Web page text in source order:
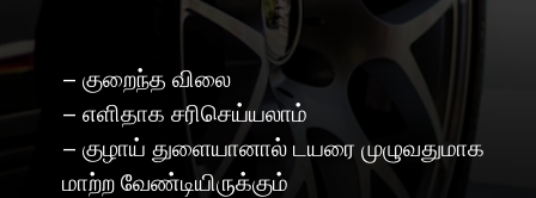
– குறைந்த விலை
– எளிதாக சரிசெய்யலாம்
– குழாய் துளையானால் டயரை முழுவதுமாக
மாற்ற வேண்டியிருக்கும்